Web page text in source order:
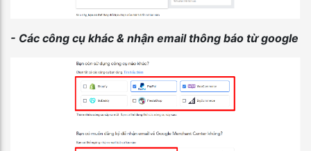
- Các công cụ khác & nhận email thông báo từ google